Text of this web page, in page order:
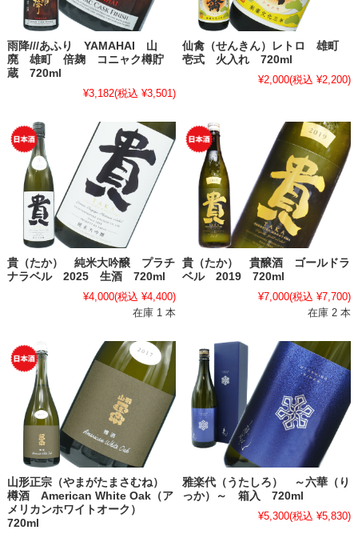
雨降///あふり YAMAHAI 山
廃 雄町 倍麹 コニャク樽貯
蔵 720ml
¥3,182(税込 ¥3,501)
仙禽（せんきん）レトロ 雄町
壱式 火入れ 720ml
¥2,000(税込 ¥2,200)
貴（たか） 純米大吟醸 プラチ
ナラベル 2025 生酒 720ml
¥4,000(税込 ¥4,400)
在庫 1 本
貴（たか） 貴醸酒 ゴールドラ
ベル 2019 720ml
¥7,000(税込 ¥7,700)
在庫 2 本
山形正宗（やまがたまさむね）
樽酒 American White Oak（ア
メリカンホワイトオーク）
720ml
雅楽代（うたしろ） ～六華（り
っか）～ 箱入 720ml
¥5,300(税込 ¥5,830)